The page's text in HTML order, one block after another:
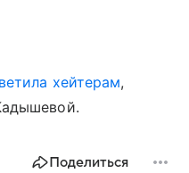
хейтерам,
Поделиться